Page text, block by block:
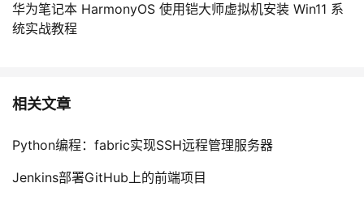
华为笔记本 HarmonyOS 使用铠大师虚拟机安装 Win11 系
统实战教程
相关文章
Python编程：fabric实现SSH远程管理服务器
Jenkins部署GitHub上的前端项目